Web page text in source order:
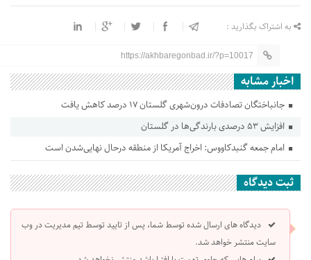
به اشتراک بگذارید :
https://akhbaregonbad.ir/?p=10017
اخبار مشابه
جانباختگان تصادفات درون‌شهری گلستان ۱۷ درصد کاهش یافت
افزایش ۵۳ درصدی بارندگی‌ها در گلستان
امام جمعه گنبدکاووس: اخراج آمریکا از منطقه درحال نهایی‌شدن است
ثبت دیدگاه
دیدگاه های ارسال شده توسط شما، پس از تایید توسط تیم مدیریت در وب
سایت منتشر خواهد شد.